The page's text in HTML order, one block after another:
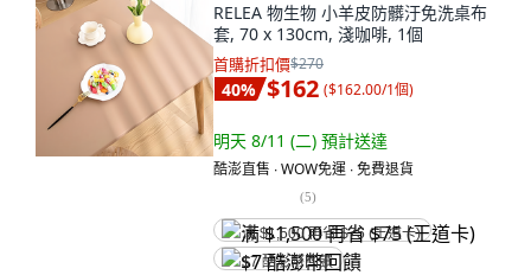
RELEA 物生物 小羊皮防髒汙免洗桌布
套, 70 x 130cm, 淺咖啡, 1個
首購折扣價$270
40% $162 ($162.00/1個)
明天 8/11 (二) 預計送達
酷澎直售 ∙ WOW免運 ∙ 免費退貨
(5)
满 $1,500 再省 $75 (王道卡)
$7 酷澎幣回饋